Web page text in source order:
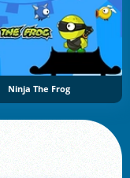
Ninja The Frog